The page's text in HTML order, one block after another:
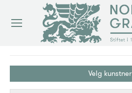
Velg kunstner